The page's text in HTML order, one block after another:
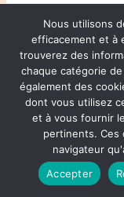
® HENRI JOLI
Nous utilisons
efficacement et à
trouverez des
chaque catégorie
également des
dont vous utilisez
et à vous fournir
pertinents. Ces
navigateur
Accepter